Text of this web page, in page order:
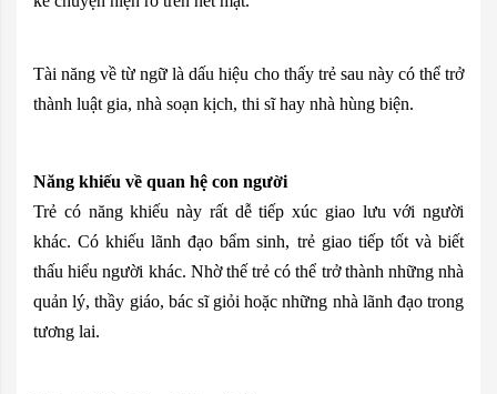
Tài năng về từ ngữ là dấu hiệu cho thấy trẻ sau này có thể trở
thành luật gia, nhà soạn kịch, thi sĩ hay nhà hùng biện.
Năng khiếu về quan hệ con người
Trẻ có năng khiếu này rất dễ tiếp xúc giao lưu với người
khác. Có khiếu lãnh đạo bẩm sinh, trẻ giao tiếp tốt và biết
thấu hiểu người khác. Nhờ thế trẻ có thể trở thành những nhà
quản lý, thầy giáo, bác sĩ giỏi hoặc những nhà lãnh đạo trong
tương lai.